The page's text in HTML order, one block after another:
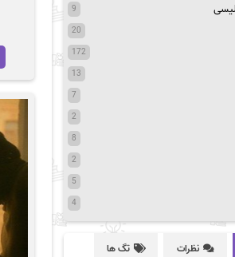
9
20
172
13
7
2
8
2
5
4
نظرات تگ ها